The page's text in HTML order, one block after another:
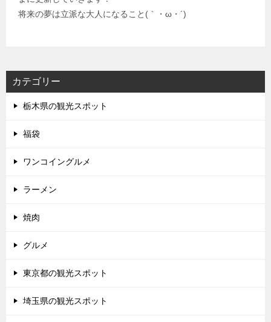
将来の夢は立派な大人になること(｀・ω・´)
カテゴリー
栃木県の観光スポット
福袋
ワンコイングルメ
ラーメン
焼肉
グルメ
東京都の観光スポット
埼玉県の観光スポット